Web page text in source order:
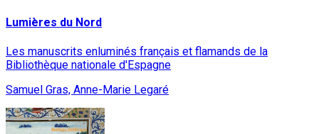
Lumières du Nord
Les manuscrits enluminés français et flamands de la
Bibliothèque nationale d'Espagne
Samuel Gras, Anne-Marie Legaré